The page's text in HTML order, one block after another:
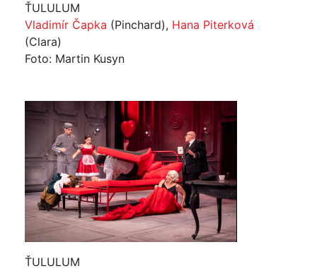
ŤULULUM
Vladimír Čapka (Pinchard), Hana Piterková
(Clara)
Foto: Martin Kusyn
ŤULULUM